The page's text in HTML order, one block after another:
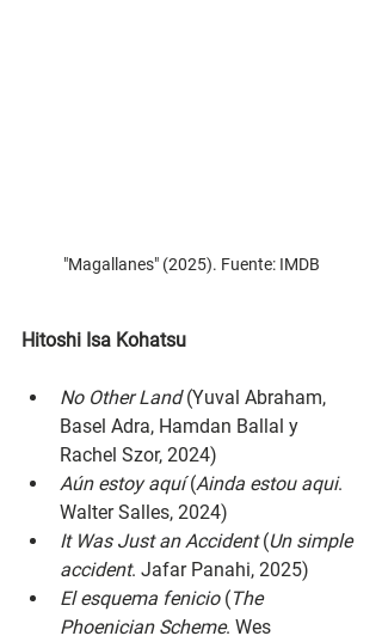
"Magallanes" (2025). Fuente: IMDB
Hitoshi Isa Kohatsu
No Other Land (Yuval Abraham,
Basel Adra, Hamdan Ballal y
Rachel Szor, 2024)
Aún estoy aquí (Ainda estou aqui.
Walter Salles, 2024)
It Was Just an Accident (Un simple
accident. Jafar Panahi, 2025)
El esquema fenicio (The
Phoenician Scheme. Wes